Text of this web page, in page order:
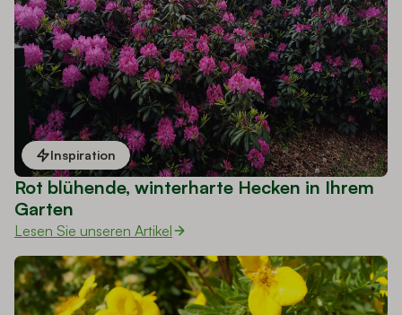
Inspiration
Rot blühende, winterharte Hecken in Ihrem
Garten
Lesen Sie unseren Artikel